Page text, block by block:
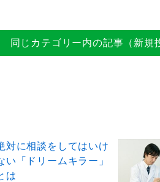
同じカテゴリー内の記事（新規
対に相談をしてはいけ
い「ドリームキラー」
は